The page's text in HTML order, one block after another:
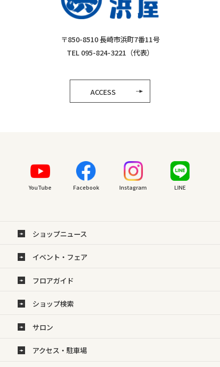
〒850-8510 長崎市浜町7番11号
TEL 095-824-3221（代表）
ACCESS
YouTube Facebook Instagram LINE
ショップニュース
イベント・フェア
フロアガイド
ショップ検索
サロン
アクセス・駐車場